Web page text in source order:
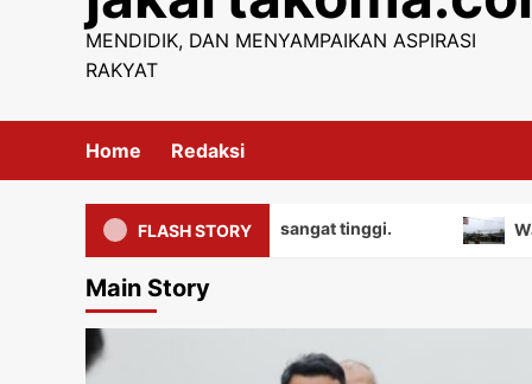
MENDIDIK, DAN MENYAMPAIKAN ASPIRASI
RAKYAT
Home Redaksi
FLASH STORY
nilai edukatif yang sangat tinggi. Warga
Main Story